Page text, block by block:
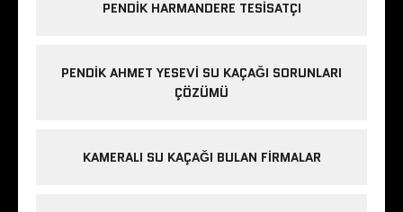
PENDIK HARMANDERE TESISATÇI
PENDIK AHMET YESEVI SU KAÇAĞI SORUNLARI
ÇÖZÜMÜ
KAMERALI SU KAÇAĞI BULAN FIRMALAR